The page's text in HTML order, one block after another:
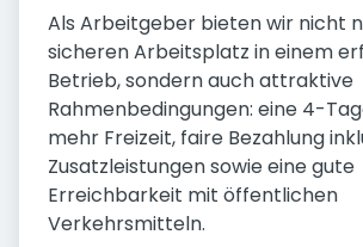
Als Arbeitgeber bieten wir nicht
sicheren Arbeitsplatz in einem
Betrieb, sondern auch attraktive
Rahmenbedingungen: eine 4-
mehr Freizeit, faire Bezahlung
Zusatzleistungen sowie eine gute
Erreichbarkeit mit öffentlichen
Verkehrsmitteln.